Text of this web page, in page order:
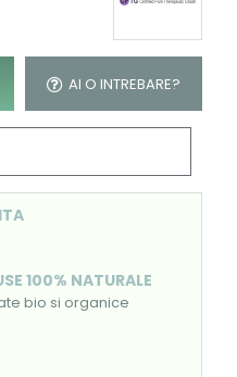
AI O INTREBARE?
100% NATURALE
bio si organice